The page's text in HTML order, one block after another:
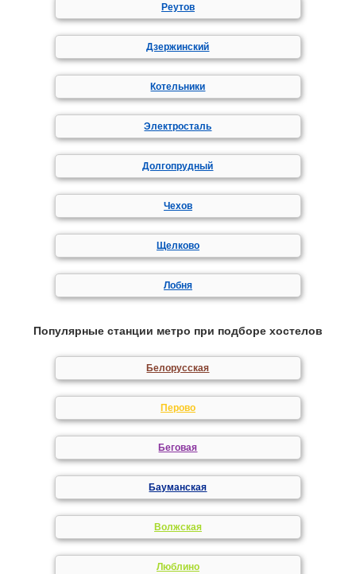
Реутов
Дзержинский
Котельники
Электросталь
Долгопрудный
Чехов
Щелково
Лобня
Популярные станции метро при подборе хостелов
Белорусская
Перово
Беговая
Бауманская
Волжская
Люблино